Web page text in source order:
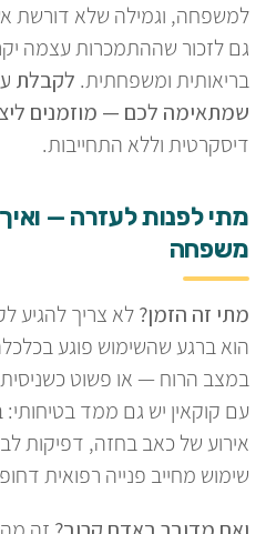
למשפחה, וגמילה שלא דורשת
גם לזכור שההתמכרות עצמה
בריאותית ומשפחתית. לקבלת
שמתאימה לכם — מוזמנים
דיסקרטית וללא התחייבות.
מתי לפנות לעזרה —
משפחה
מתי זה הזמן?לא צריך להגיע
הוא ברגע שהשימוש פוגע
במצב הרוח — או פשוט
עם קוקאין יש גם ממד בטיחותי:
אירוע של כאב בחזה, דפיקות
שימוש מחייב פנייה רפואית